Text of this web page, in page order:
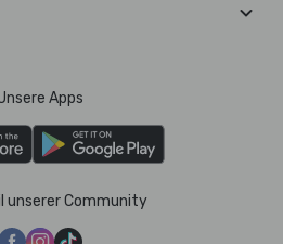
Apps
unserer Community